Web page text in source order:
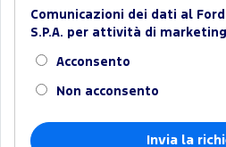
Comunicazioni dei dati al
S.P.A. per attività di marketing
Acconsento
Non acconsento